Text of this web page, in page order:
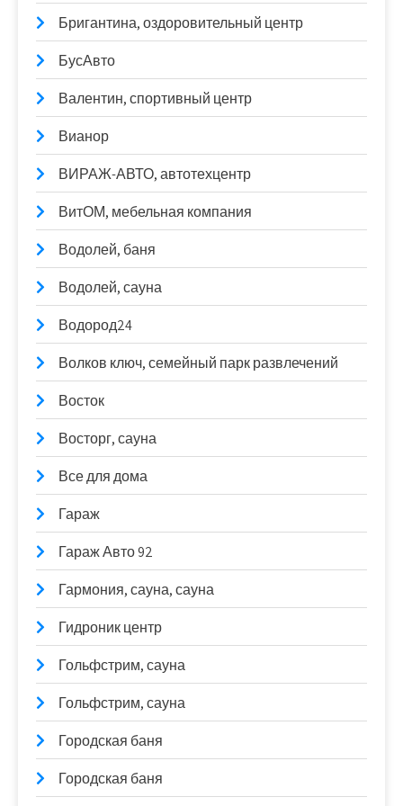
Бригантина, оздоровительный центр
БусАвто
Валентин, спортивный центр
Вианор
ВИРАЖ-АВТО, автотехцентр
ВитОМ, мебельная компания
Водолей, баня
Водолей, сауна
Водород24
Волков ключ, семейный парк развлечений
Восток
Восторг, сауна
Все для дома
Гараж
Гараж Авто 92
Гармония, сауна, сауна
Гидроник центр
Гольфстрим, сауна
Гольфстрим, сауна
Городская баня
Городская баня